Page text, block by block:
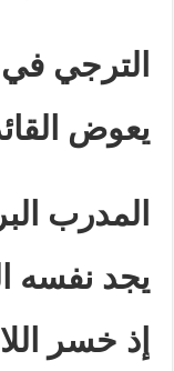
الترجي
يعوض
المدرب
يجد نفسه
إذ خسر